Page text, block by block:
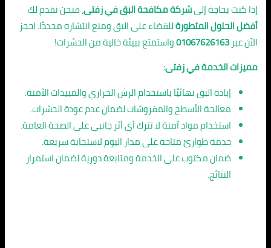
إذا كنت بحاجة إلىشركة مكافحة البق في زفتى، فنحن نقدم لك
أفضل الحلول المتطورةللقضاء على البق ومنع انتشاره مجددًا. احجز
الآن عبر01067626163واستمتع ببيئة خالية من الحشرات!
مميزات الخدمة في زفتى:
إبادة البق نهائيًا باستخدام الرش الحراري والمبيدات الآمنة.
معالجة الأسطح والمفروشات لضمان عدم عودة الحشرات.
استخدام مواد آمنة لا تترك أي أثر جانبي على الصحة العامة.
خدمة طوارئ متاحة على مدار اليوم لاستجابة سريعة.
ضمان مكتوب على الخدمة ومتابعة دورية لضمان استمرار
النتائج.